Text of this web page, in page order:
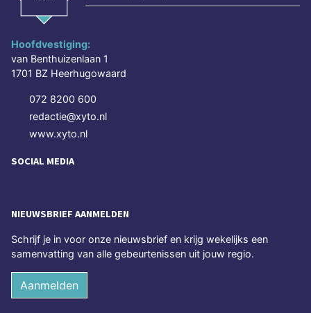
Hoofdvestiging:
van Benthuizenlaan 1
1701 BZ Heerhugowaard
072 8200 600
redactie@xyto.nl
www.xyto.nl
SOCIAL MEDIA
NIEUWSBRIEF AANMELDEN
Schrijf je in voor onze nieuwsbrief en krijg wekelijks een
samenvatting van alle gebeurtenissen uit jouw regio.
Aanmelden